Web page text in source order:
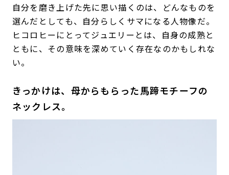
自分を磨き上げた先に思い描くのは、どんなものを
選んだとしても、自分らしくサマになる人物像だ。
ヒコロヒーにとってジュエリーとは、自身の成熟と
ともに、その意味を深めていく存在なのかもしれな
い。
きっかけは、母からもらった馬蹄モチーフの
ネックレス。